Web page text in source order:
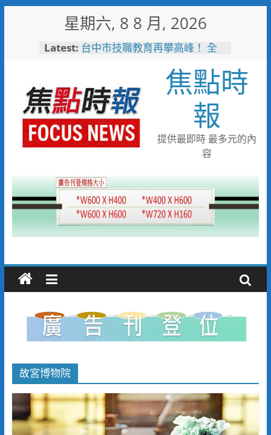
星期六, 8 8 月, 2026
Latest: 台中市技職教育再攀高峰！ 全
守望相助的暖心守護 湖內警消
聯手破門化解獨居翁的危機
歡慶父親節！《台中通
TCPASS》APP 攜手在地名店熱
情端好康
暖心跨海送暖！台灣首廟天壇豪
捐「300萬」助熊本震災重建
台中捷運南屯站土地開發共構大
新地標實現軌道經濟願景
焦點時
報
提供最即時 最多元的內
容
故宮博物院